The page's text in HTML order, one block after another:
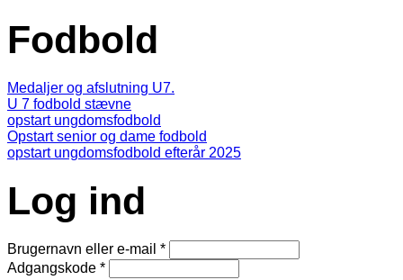
Fodbold
Medaljer og afslutning U7.
U 7 fodbold stævne
opstart ungdomsfodbold
Opstart senior og dame fodbold
opstart ungdomsfodbold efterår 2025
Log ind
Brugernavn eller e-mail *
Adgangskode *